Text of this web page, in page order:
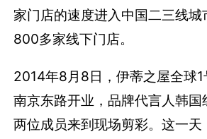
家门店的速度进入中国二三线城
800多家线下门店。
2014年8月8日，伊蒂之屋全球
南京东路开业，品牌代言人韩国
两位成员来到现场剪彩。这一天